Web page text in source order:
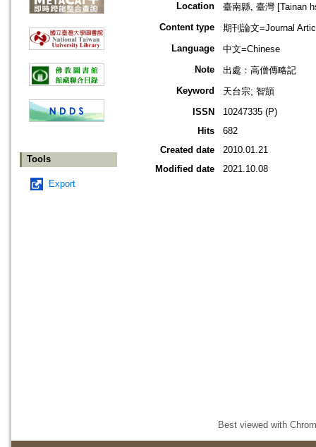
Tools
Export
Location
臺南縣, 臺灣 [Tainan
Content type
期刊論文=Journal
Language
中文=Chinese
Note
出處：高僧傳略記
Keyword
天台宗; 智顗
ISSN
10247335 (P)
Hits
682
Created date
2010.01.21
Modified date
2021.10.08
Best viewed with